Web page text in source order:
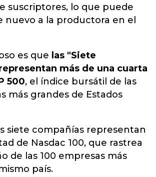
suscriptores, lo que puede
nuevo a la productora en el
es que las "Siete
más de una cuarta
500, el índice bursátil de las
más grandes de Estados
siete compañías representan
de Nasdac 100, que rastrea
de las 100 empresas más
país.